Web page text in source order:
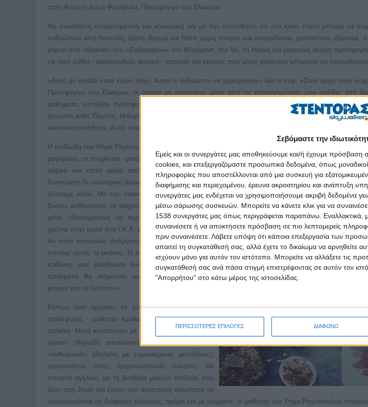
Σεβόμαστε την
Εμείς και οι συνεργάτες μας αποθηκεύουμε και/ή έχουμε
cookies, και επεξεργαζόμαστε προσωπικά δεδομένα, όπως
πληροφορίες που αποστέλλονται από μια συσκευή για
διαφήμισης και περιεχομένου, έρευνα ακροατηρίου και ανάπτυξη
συνεργάτες μας ενδέχεται να χρησιμοποιήσουμε ακριβή δεδομένα
μέσω σάρωσης συσκευών. Μπορείτε να κάνετε κλικ για να
1538 συνεργάτες μας όπως περιγράφεται παραπάνω. Εναλλακτικά,
συναινέσετε ή να αποκτήσετε πρόσβαση σε πιο λεπτομερείς
πριν συναινέσετε. Λάβετε υπόψη ότι κάποια επεξεργασία των
απαιτεί τη συγκατάθεσή σας, αλλά έχετε το δικαίωμα να αρνηθείτε
ισχύουν μόνο για αυτόν τον ιστότοπο. Μπορείτε να αλλάξετε τις
συγκατάθεσή σας ανά πάσα στιγμή επιστρέφοντας σε αυτόν τον
"Απορρήτου" στο κάτω μέρος της ιστοσελίδας.
ΠΕΡΙΣΣΟΤΕΡΕΣ ΕΠΙΛΟΓΕΣ ΔΙΑΦΩΝΩ
στην Ανοιχτή Δομή Φιλοξενίας Προσφύγων του Ελαιώνα.
Με συνείδηση επαγγελματική και κοινωνική και με την πεποίθηση ότι ένα καλό πιάτο μπορεί να
ανθρώπων από Ανατολή, Δύση, Βορρά και Νότο χωρίς στείρες και απαράδεκτες ρατσιστικές εξάρσεις,
φέρνει στα «θρανία» του «Σαλίγκαρου» τον Μοχάμεντ, την Ίρι, τη Μαρία και μερικούς ακόμη
να τους μάθει - αφιλοκερδώς φυσικά - ιστορίες και γεύσεις που μόνο χαμόγελο μπορούν να
«Αυτό με νοιάζει κατά κύριο λόγο. Αυτοί οι άνθρωποι να χαμογελούν» λέει ο σεφ. «Στην αρχή όταν οι
Προσφύγων του Ελαιώνα, οι οποίοι με εντόπισαν μέσα από τις επαγγελματικές μου σελίδες στο
μαθήματα, υπήρξαν πρόσφυγες που ακύρωσαν το μάθημά τους, από φόβο ή ντροπή. Σιγά - σιγά
έρχονται κάθε Πέμπτη. Μπορεί για να φάνε ένα καλομαγειρεμένο φαγητό. Μπορεί για να ξεφύγουν από
κοινωνικοποιηθούν. Αυτό που θέλω πιο πολύ απ’ όλα είναι να νιώσουν ότι είναι ευπρόσδεκτοι στον
Η επιδίωξη του Ρήγα Ρηγόπουλου, σεφ και δασκάλου
μαγειρικής σε τουρίστες -μεταξύ πολλών άλλων- πήρε
σάρκα και οστά μέσα από την εξής απλή μεν,
δυσεύρετη δε εσωτερική διεργασία: «Για πολλά χρόνια
ζούσαμε καλά. Με την οικονομική κρίση άρχισα να
βλέπω ανθρώπους να ψάχνουν στα σκουπίδια για να
φάνε. Ηλικιωμένους να περιμένουν … πεντακόσια
χρόνια στην ουρά στο Ι.Κ.Α. για να πάνε στον γιατρό.
Αν είσαι κανονικός άνθρωπος δεν μπορεί να μη σε
πονάνε αυτές οι εικόνες. Η λογική μου λέει ότι εάν ο
καθένας μας βοηθούσε έναν μόνο άνθρωπο, τα
πράγματα θα πήγαιναν καλύτερα. Το πρόβλημα
μπορεί και να λυνόταν».
Κάπως έτσι άρχισαν τα μαθήματα. Στην αρχή οι
πρόσφυγες - μαθητές έμαθαν να κάνουν χωριάτικη
σαλάτα. Μετά κοτόπουλο με δενδρολίβανο, μουσακά
υγιεινό (δηλαδή αποκλειστικά στον φούρνο) και
«ανθυγιεινό» (δηλαδή με τηγανισμένες μελιτζάνες),
χειροποίητες πίτες, αρχαιοελληνικές σαλάτες. Με
σπαστά αγγλικά, με τη βοήθεια μικρών παιδιών που
ζουν στη δομή και έχουν την απίστευτη ικανότητα να
συνεννοούνται σε διάφορες γλώσσες, ακόμη και με νοήματα, οι μαθητές του Ρήγα Ρηγόπουλου